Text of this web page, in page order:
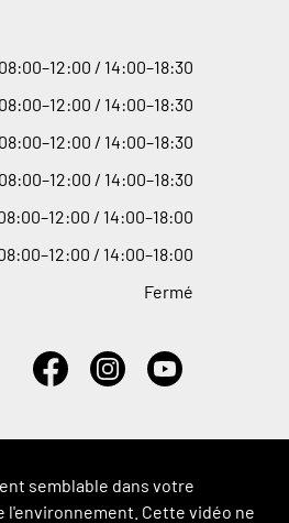
08:00–12:00 / 14:00–18:30
08:00–12:00 / 14:00–18:30
08:00–12:00 / 14:00–18:30
08:00–12:00 / 14:00–18:30
:00–12:00 / 14:00–18:00
:00–12:00 / 14:00–18:00
Fermé
semblable dans votre
l'environnement. Cette vidéo ne